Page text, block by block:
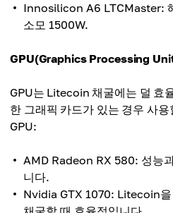
Innosilicon A6 LTCMaster:
소모 1500W.
GPU(Graphics Processing
GPU는 Litecoin 채굴에는 덜 효
한 그래픽 카드가 있는 경우 사
GPU:
AMD Radeon RX 580: 성능
니다.
Nvidia GTX 1070: Litecoin